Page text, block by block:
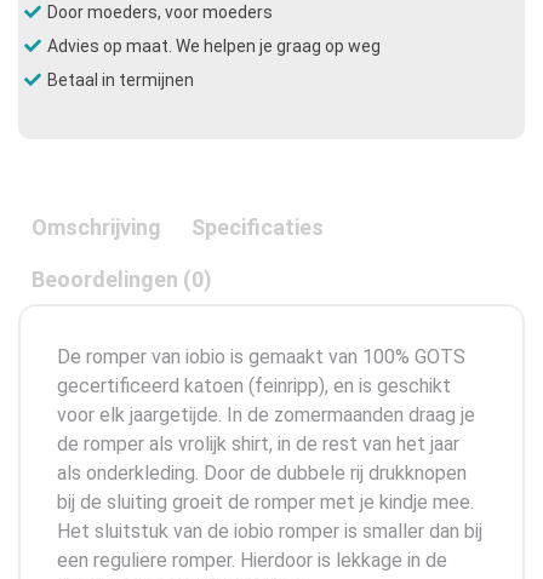
Door moeders, voor moeders
Advies op maat. We helpen je graag op weg
Betaal in termijnen
Omschrijving Specificaties
Beoordelingen (0)
De romper van iobio is gemaakt van 100% GOTS
gecertificeerd katoen (feinripp), en is geschikt
voor elk jaargetijde. In de zomermaanden draag je
de romper als vrolijk shirt, in de rest van het jaar
als onderkleding. Door de dubbele rij drukknopen
bij de sluiting groeit de romper met je kindje mee.
Het sluitstuk van de iobio romper is smaller dan bij
een reguliere romper. Hierdoor is lekkage in de